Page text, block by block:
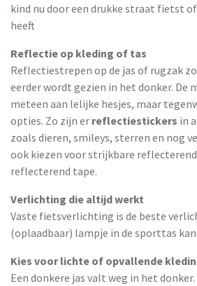
kind nu door een drukke straat fietst
heeft.
Reflectie op kleding of tas
Reflectiestrepen op de jas of rugzak
eerder wordt gezien in het donker. De
meteen aan lelijke hesjes, maar
opties. Zo zijn er reflectiestickers in
zoals dieren, smileys, sterren en nog
ook kiezen voor strijkbare
reflecterend tape.
Verlichting die altijd werkt
Vaste fietsverlichting is de beste
(oplaadbaar) lampje in de sporttas
Kies voor lichte of opvallende
Een donkere jas valt weg in het